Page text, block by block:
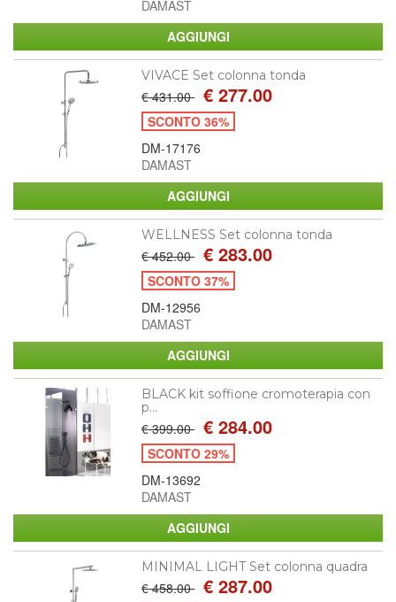
DAMAST
VIVACE Set colonna tonda
€ 431.00 € 277.00
SCONTO 36%
DM-17176
DAMAST
WELLNESS Set colonna tonda
€ 452.00 € 283.00
SCONTO 37%
DM-12956
DAMAST
BLACK kit soffione cromoterapia con
p...
€ 399.00 € 284.00
SCONTO 29%
DM-13692
DAMAST
MINIMAL LIGHT Set colonna quadra
€ 458.00 € 287.00